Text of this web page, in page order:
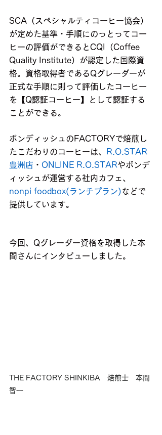
SCA（スペシャルティコーヒー協会）
が定めた基準・手順にのっとってコー
ヒーの評価ができるとCQI（Coffee
Quality Institute）が認定した国際資
格。資格取得者であるQグレーダーが
正式な手順に則って評価したコーヒー
を【Q認証コーヒー】として認証する
ことができる。
ボンディッシュのFACTORYで焙煎し
たこだわりのコーヒーは、
R.O.STAR
豊洲店 ・ ONLINE R.O.STARやボンデ
ィッシュが運営する社内カフェ、
nonpi foodbox(ランチプラン)などで
提供しています。
今回、Qグレーダー資格を取得した本
間さんにインタビューしました。
THE FACTORY SHINKIBA　焙煎士　本間
智一